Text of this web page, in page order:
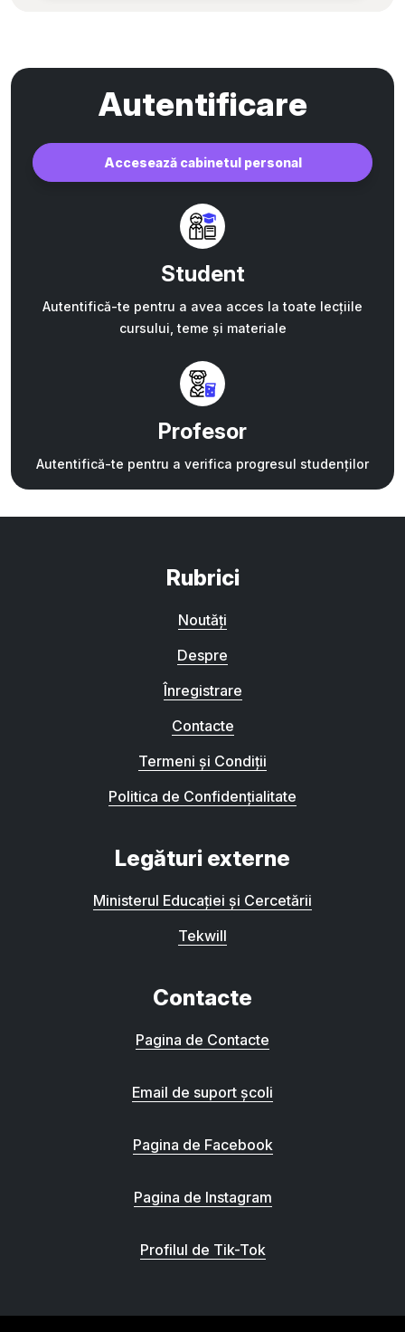
Autentificare
Accesează cabinetul personal
Student
Autentifică-te pentru a avea acces la toate lecțiile
cursului, teme și materiale
Profesor
Autentifică-te pentru a verifica progresul studenților
Rubrici
Noutăți
Despre
Înregistrare
Contacte
Termeni și Condiții
Politica de Confidențialitate
Legături externe
Ministerul Educației și Cercetării
Tekwill
Contacte
Pagina de Contacte
Email de suport școli
Pagina de Facebook
Pagina de Instagram
Profilul de Tik-Tok